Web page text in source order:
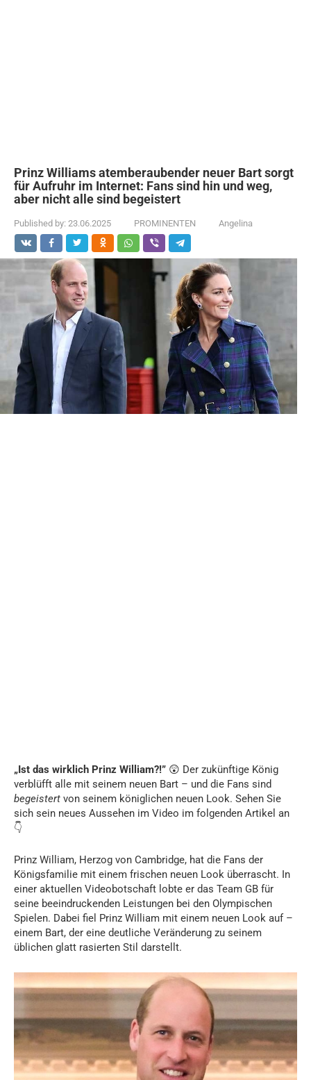
Prinz Williams atemberaubender neuer Bart sorgt
für Aufruhr im Internet: Fans sind hin und weg,
aber nicht alle sind begeistert
Published by: 23.06.2025 PROMINENTEN Angelina
„Ist das wirklich Prinz William?!” 😲 Der zukünftige König
verblüfft alle mit seinem neuen Bart – und die Fans sind
begeistert von seinem königlichen neuen Look. Sehen Sie
sich sein neues Aussehen im Video im folgenden Artikel an
👇
Prinz William, Herzog von Cambridge, hat die Fans der
Königsfamilie mit einem frischen neuen Look überrascht. In
einer aktuellen Videobotschaft lobte er das Team GB für
seine beeindruckenden Leistungen bei den Olympischen
Spielen. Dabei fiel Prinz William mit einem neuen Look auf –
einem Bart, der eine deutliche Veränderung zu seinem
üblichen glatt rasierten Stil darstellt.